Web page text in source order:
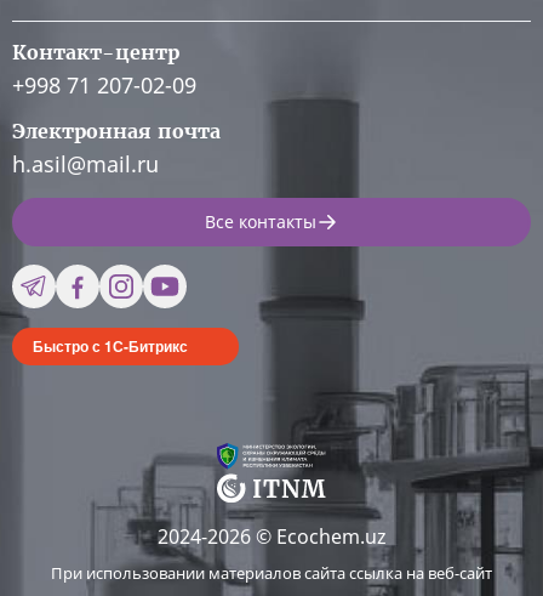
Контакт-центр
+998 71 207-02-09
Электронная почта
h.asil@mail.ru
Все контакты
Быстро с 1С-Битрикс
2024-2026 © Ecochem.uz
При использовании материалов сайта ссылка на веб-сайт